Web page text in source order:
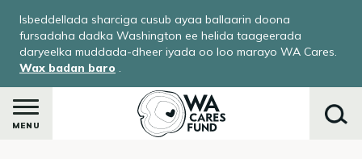
main
content
Isbeddellada sharciga cusub ayaa ballaarin doona
fursadaha dadka Washington ee helida taageerada
daryeelka muddada-dheer iyada oo loo marayo WA Cares.
Wax badan baro .
MENU